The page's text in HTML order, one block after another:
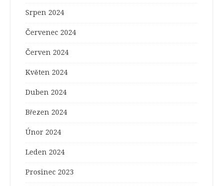
Srpen 2024
Červenec 2024
Červen 2024
Květen 2024
Duben 2024
Březen 2024
Únor 2024
Leden 2024
Prosinec 2023